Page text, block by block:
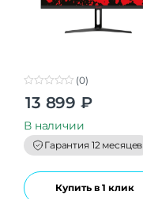
t
o
f
5
(0)
13 899 ₽
В наличии
Гарантия 12 месяцев
Купить в 1 клик